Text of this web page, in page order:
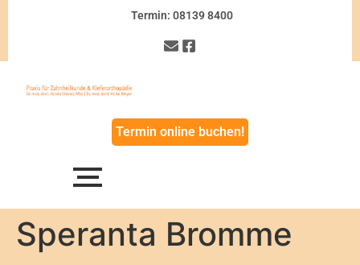
Termin: 08139 8400
Termin online buchen!
Speranta Bromme